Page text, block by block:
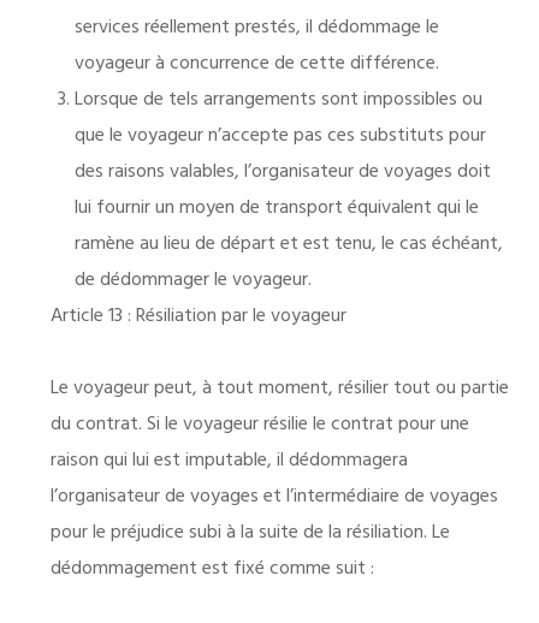
services réellement prestés, il dédommage le
voyageur à concurrence de cette différence.
Lorsque de tels arrangements sont impossibles ou
que le voyageur n’accepte pas ces substituts pour
des raisons valables, l’organisateur de voyages doit
lui fournir un moyen de transport équivalent qui le
ramène au lieu de départ et est tenu, le cas échéant,
de dédommager le voyageur.
Article 13 : Résiliation par le voyageur
Le voyageur peut, à tout moment, résilier tout ou partie
du contrat. Si le voyageur résilie le contrat pour une
raison qui lui est imputable, il dédommagera
l’organisateur de voyages et l’intermédiaire de voyages
pour le préjudice subi à la suite de la résiliation. Le
dédommagement est fixé comme suit :